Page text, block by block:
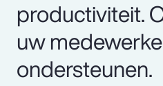
productiviteit.
uw
ondersteunen.